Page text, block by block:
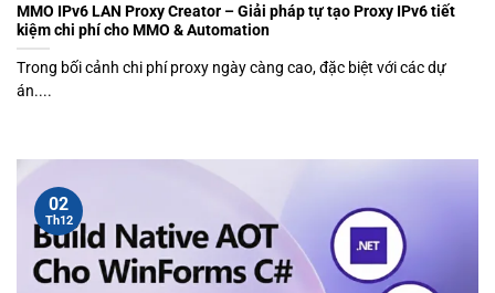
MMO IPv6 LAN Proxy Creator – Giải pháp tự tạo Proxy IPv6 tiết
kiệm chi phí cho MMO & Automation
Trong bối cảnh chi phí proxy ngày càng cao, đặc biệt với các dự
án....
02
Th12